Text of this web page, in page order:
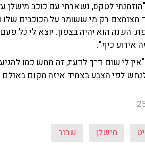
לטקס, נשארתי עם כוכב מישלן
רק מי ששומר על הכוכבים שלו
השנה הוא יהיה בצפון. יוצא לי כל
אירוע כיף".
לי שום דרך לדעת, זה ממש כמו
לפי הצבע בצמיד איזה מקום
מישלן שבור